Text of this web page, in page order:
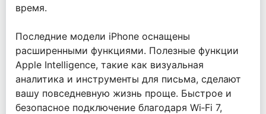
время.
Последние модели iPhone оснащены
расширенными функциями. Полезные функции
Apple Intelligence, такие как визуальная
аналитика и инструменты для письма, сделают
вашу повседневную жизнь проще. Быстрое и
безопасное подключение благодаря Wi‑Fi 7,